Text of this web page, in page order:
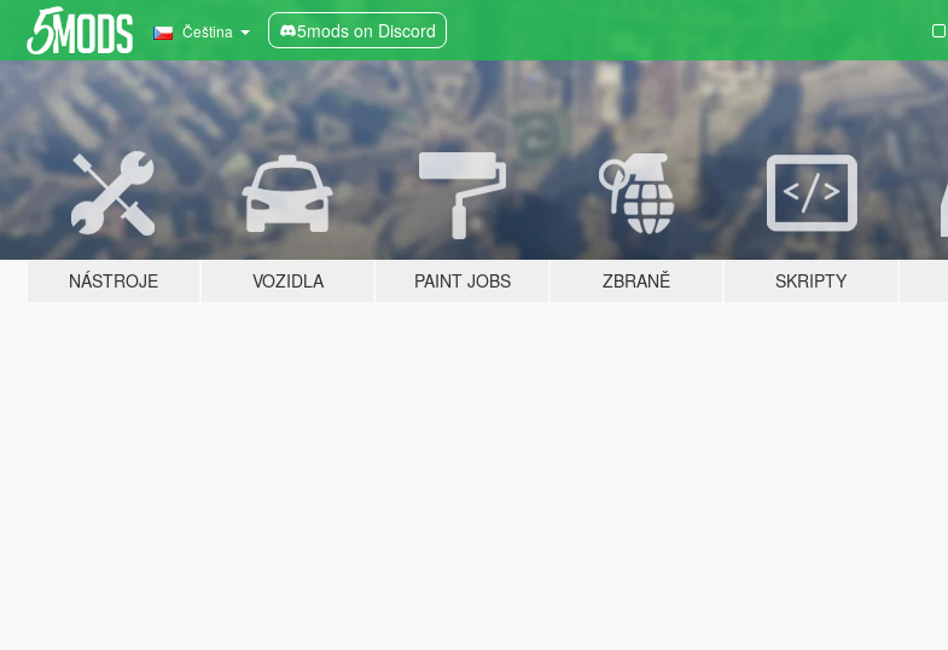
Čeština 5mods on Discord
NÁSTROJE VOZIDLA PAINT JOBS ZBRANĚ SKRIPTY